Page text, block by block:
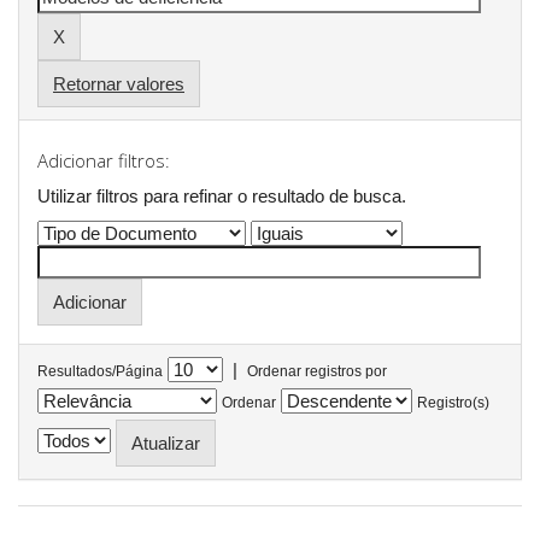
Retornar valores
Adicionar filtros:
Utilizar filtros para refinar o resultado de busca.
Resultados/Página |
Ordenar registros por
Ordenar
Registro(s)